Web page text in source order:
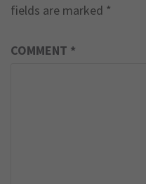
fields are marked *
COMMENT *